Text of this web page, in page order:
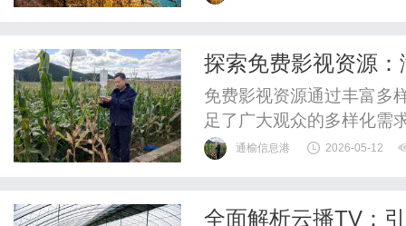
探索免费影视资源
免费影视资源通过丰富多
足了广大观众的多样化需
通榆信息港 2026-05-12
全面解析云播TV：